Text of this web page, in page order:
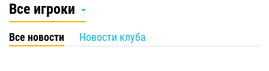
Все игроки
Все новости Новости клуба